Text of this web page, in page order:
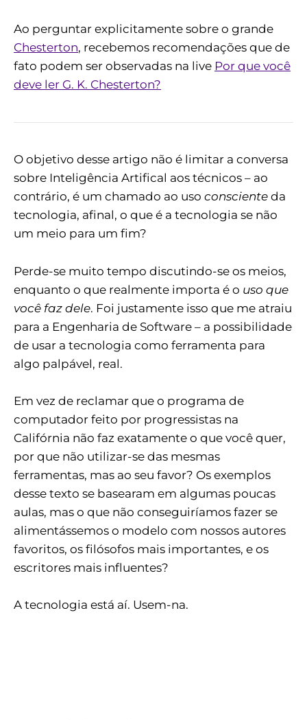
Ao perguntar explicitamente sobre o grande
Chesterton, recebemos recomendações que de
fato podem ser observadas na live Por que você
deve ler G. K. Chesterton?
O objetivo desse artigo não é limitar a conversa
sobre Inteligência Artifical aos técnicos – ao
contrário, é um chamado ao uso consciente da
tecnologia, afinal, o que é a tecnologia se não
um meio para um fim?
Perde-se muito tempo discutindo-se os meios,
enquanto o que realmente importa é o uso que
você faz dele. Foi justamente isso que me atraiu
para a Engenharia de Software – a possibilidade
de usar a tecnologia como ferramenta para
algo palpável, real.
Em vez de reclamar que o programa de
computador feito por progressistas na
Califórnia não faz exatamente o que você quer,
por que não utilizar-se das mesmas
ferramentas, mas ao seu favor? Os exemplos
desse texto se basearam em algumas poucas
aulas, mas o que não conseguiríamos fazer se
alimentássemos o modelo com nossos autores
favoritos, os filósofos mais importantes, e os
escritores mais influentes?
A tecnologia está aí. Usem-na.